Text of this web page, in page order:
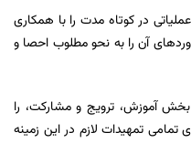
در کوتاه مدت را با همکاری
آن را به نحو مطلوب احصا و
آموزش، ترویج و مشارکت، را
تمامی تمهیدات لازم در این زمینه